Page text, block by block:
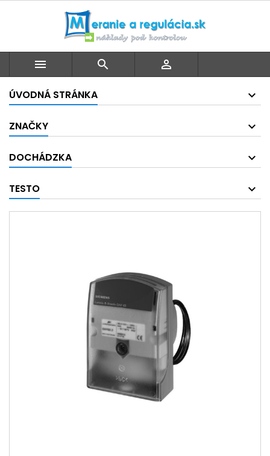
  
ÚVODNÁ STRÁNKA
ZNAČKY
DOCHÁDZKA
TESTO